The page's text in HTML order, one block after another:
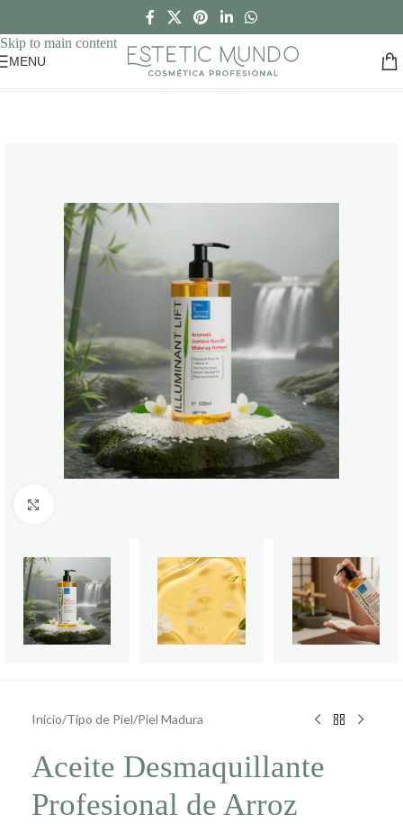
Skip to main content
MENU
Inicio/Tipo de Piel/Piel Madura
Aceite Desmaquillante
Profesional de Arroz